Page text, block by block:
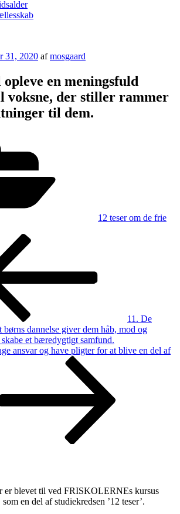
31, 2020 afmosgaard
opleve en meningsfuld
der stiller rammer
til dem.
12 teser om de frie
11. De
dannelse giver dem håb, mod og
et bæredygtigt samfund.
ansvar og have pligter for at blive en del af
er blevet til ved FRISKOLERNEs kursus
en del af studiekredsen ’12 teser’.